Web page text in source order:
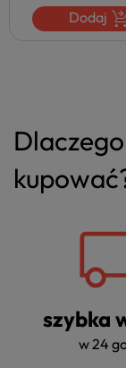
Dodaj
szybka
w 24